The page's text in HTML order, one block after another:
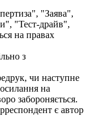
"Заява",
"Тест-драйв",
на правах
з
чи наступне
на
забороняється.
є автор